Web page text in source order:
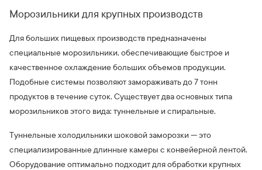
Морозильники для крупных производств
Для больших пищевых производств предназначены
специальные морозильники, обеспечивающие быстрое и
качественное охлаждение больших объемов продукции.
Подобные системы позволяют замораживать до 7 тонн
продуктов в течение суток. Существует два основных типа
морозильников этого вида: туннельные и спиральные.
Туннельные холодильники шоковой заморозки — это
специализированные длинные камеры с конвейерной лентой.
Оборудование оптимально подходит для обработки крупных